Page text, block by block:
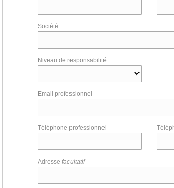
Société
Niveau de responsabilité
Email professionnel
Téléphone professionnel
Adressefacultatif